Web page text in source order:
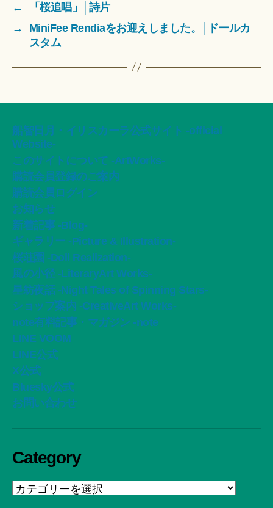
←
「桜追唱」│詩片
→
MiniFee Rendiaをお迎えしました。│ドールカ
スタム
船智日月・イリスカーラ公式サイト -official
Website-
このサイトについて -ArtWorks-
購読会員登録のご案内
購読会員ログイン
お知らせ
新着記事 -Blog-
ギャラリー -Picture & Illustration-
桜荘園 -Doll Realization-
風の小径 -LiteraryArt Works-
星紡夜話 -Night Tales of Spinning Stars-
ショップ案内 -CreativeArt Works-
note有料記事・マガジン -note
LINE VOOM
LINE公式
X公式
Bluesky公式
お問い合わせ
Category
Category